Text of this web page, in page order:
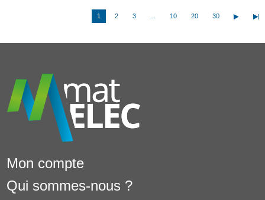
1 2 3 10 20 30
Mon compte
Qui sommes-nous ?